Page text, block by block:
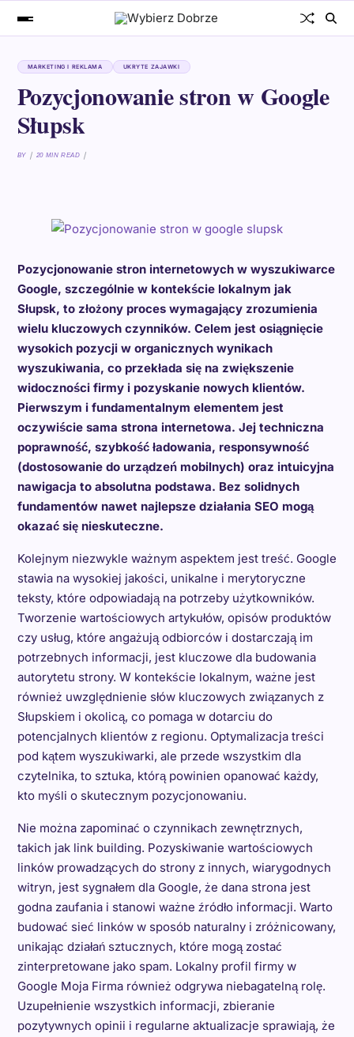
MARKETING I REKLAMA UKRYTE ZAJAWKI
Pozycjonowanie stron w Google
Słupsk
BY 20 MIN READ
Pozycjonowanie stron internetowych w wyszukiwarce
Google, szczególnie w kontekście lokalnym jak
Słupsk, to złożony proces wymagający zrozumienia
wielu kluczowych czynników. Celem jest osiągnięcie
wysokich pozycji w organicznych wynikach
wyszukiwania, co przekłada się na zwiększenie
widoczności firmy i pozyskanie nowych klientów.
Pierwszym i fundamentalnym elementem jest
oczywiście sama strona internetowa. Jej techniczna
poprawność, szybkość ładowania, responsywność
(dostosowanie do urządzeń mobilnych) oraz intuicyjna
nawigacja to absolutna podstawa. Bez solidnych
fundamentów nawet najlepsze działania SEO mogą
okazać się nieskuteczne.
Kolejnym niezwykle ważnym aspektem jest treść. Google
stawia na wysokiej jakości, unikalne i merytoryczne
teksty, które odpowiadają na potrzeby użytkowników.
Tworzenie wartościowych artykułów, opisów produktów
czy usług, które angażują odbiorców i dostarczają im
potrzebnych informacji, jest kluczowe dla budowania
autorytetu strony. W kontekście lokalnym, ważne jest
również uwzględnienie słów kluczowych związanych z
Słupskiem i okolicą, co pomaga w dotarciu do
potencjalnych klientów z regionu. Optymalizacja treści
pod kątem wyszukiwarki, ale przede wszystkim dla
czytelnika, to sztuka, którą powinien opanować każdy,
kto myśli o skutecznym pozycjonowaniu.
Nie można zapominać o czynnikach zewnętrznych,
takich jak link building. Pozyskiwanie wartościowych
linków prowadzących do strony z innych, wiarygodnych
witryn, jest sygnałem dla Google, że dana strona jest
godna zaufania i stanowi ważne źródło informacji. Warto
budować sieć linków w sposób naturalny i zróżnicowany,
unikając działań sztucznych, które mogą zostać
zinterpretowane jako spam. Lokalny profil firmy w
Google Moja Firma również odgrywa niebagatelną rolę.
Uzupełnienie wszystkich informacji, zbieranie
pozytywnych opinii i regularne aktualizacje sprawiają, że